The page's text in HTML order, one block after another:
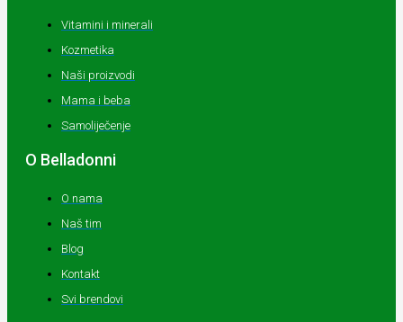
Vitamini i minerali
Kozmetika
Naši proizvodi
Mama i beba
Samoliječenje
O Belladonni
O nama
Naš tim
Blog
Kontakt
Svi brendovi